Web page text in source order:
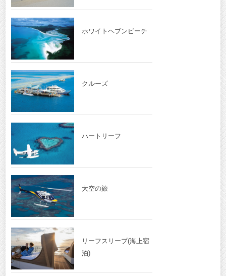
ホワイトヘブンビーチ
クルーズ
ハートリーフ
大空の旅
リーフスリープ(海上宿
泊)